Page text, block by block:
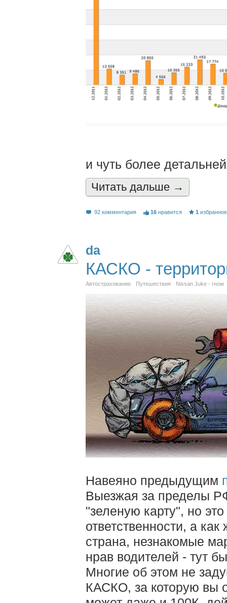
и чуть более
Читать дальшe →
92 комментария 16 нравится 1 избранное
da
КАСКО -
Автострахование Путешествия Nissan Juke - гном
Навеяно предыдущим
Выезжая за пределы
"зеленую карту", но
ответственности, а
страна, незнакомые
нрав водителей - тут
Многие об этом не
КАСКО, за которую вы